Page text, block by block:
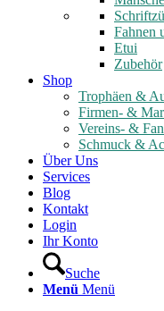
Fahnen
Etui
Zubehör
Shop
Trophäen &
Firmen- &
Vereins- &
Schmuck &
Über Uns
Services
Blog
Kontakt
Login
Ihr Konto
Suche
Menü Menü